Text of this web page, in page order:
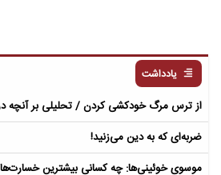
یادداشت
از ترس مرگ خودکشی کردن / تحلیلی بر آنچه در دی‌ماه
ضربه‌ای که به دین می‌زنید!
موسوی خوئینی‌ها: چه کسانی بیشترین